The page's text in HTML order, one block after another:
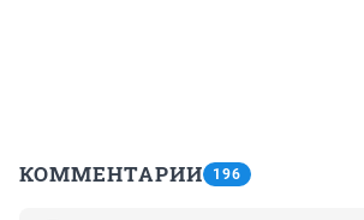
КОММЕНТАРИИ 196